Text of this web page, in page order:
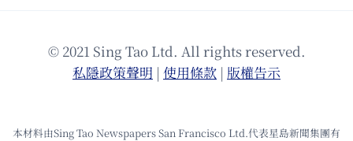
© 2021 Sing Tao Ltd. All rights reserved.
私隱政策聲明 | 使⽤條款 | 版權告⽰
本材料由Sing Tao Newspapers San Francisco Ltd.代表星島新聞集團有